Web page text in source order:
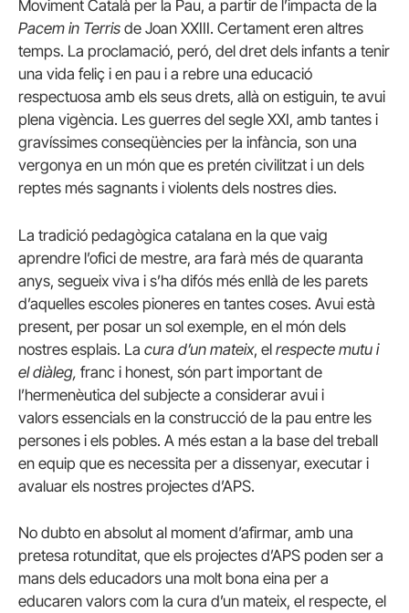
Moviment Català per la Pau, a partir de l’impacta de la
Pacem in Terris de Joan XXIII. Certament eren altres
temps. La proclamació, peró, del dret dels infants a tenir
una vida feliç i en pau i a rebre una educació
respectuosa amb els seus drets, allà on estiguin, te avui
plena vigència. Les guerres del segle XXI, amb tantes i
gravíssimes conseqüències per la infància, son una
vergonya en un món que es pretén civilitzat i un dels
reptes més sagnants i violents dels nostres dies.
La tradició pedagògica catalana en la que vaig
aprendre l’ofici de mestre, ara farà més de quaranta
anys, segueix viva i s’ha difós més enllà de les parets
d’aquelles escoles pioneres en tantes coses. Avui està
present, per posar un sol exemple, en el món dels
nostres esplais. La cura d’un mateix, el respecte mutu i
el diàleg, franc i honest, són part important de
l’hermenèutica del subjecte a considerar avui i
valors essencials en la construcció de la pau entre les
persones i els pobles. A més estan a la base del treball
en equip que es necessita per a dissenyar, executar i
avaluar els nostres projectes d’APS.
No dubto en absolut al moment d’afirmar, amb una
pretesa rotunditat, que els projectes d’APS poden ser a
mans dels educadors una molt bona eina per a
educaren valors com la cura d’un mateix, el respecte, el